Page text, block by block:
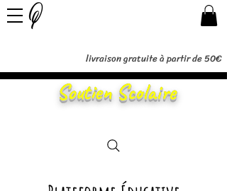
livraison gratuite à partir de 50€
Soutien Scolaire